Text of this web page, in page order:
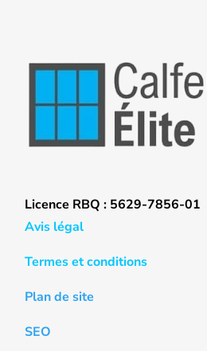
Licence RBQ : 5629-7856-01
Avis légal
Termes et conditions
Plan de site
SEO